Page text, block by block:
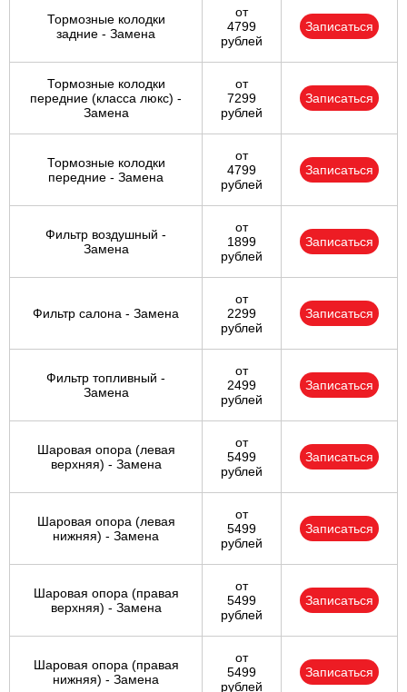
Тормозные колодки
задние - Замена
от
4799
рублей
Записаться
Тормозные колодки
передние (класса люкс) -
Замена
от
7299
рублей
Записаться
Тормозные колодки
передние - Замена
от
4799
рублей
Записаться
Фильтр воздушный -
Замена
от
1899
рублей
Записаться
Фильтр салона - Замена
от
2299
рублей
Записаться
Фильтр топливный -
Замена
от
2499
рублей
Записаться
Шаровая опора (левая
верхняя) - Замена
от
5499
рублей
Записаться
Шаровая опора (левая
нижняя) - Замена
от
5499
рублей
Записаться
Шаровая опора (правая
верхняя) - Замена
от
5499
рублей
Записаться
Шаровая опора (правая
нижняя) - Замена
от
5499
рублей
Записаться